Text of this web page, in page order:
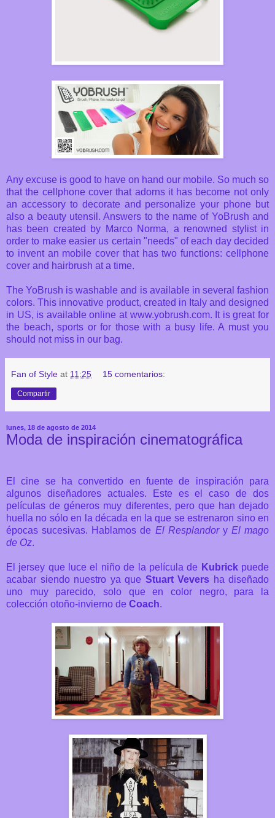
Any excuse is good to have on hand our mobile. So much so
that the cellphone cover that adorns it has become not only
an accessory to decorate and personalize your phone but
also a beauty utensil. Answers to the name of YoBrush and
has been created by Marco Norma, a renowned stylist in
order to make easier us certain "needs" of each day decided
to invent an mobile cover that has two functions: cellphone
cover and hairbrush at a time.
The YoBrush is washable and is available in several fashion
colors. This innovative product, created in Italy and designed
in US, is available online at www.yobrush.com. It is great for
the beach, sports or for those with a busy life. A must you
should not miss in our bag.
Fan of Style at 11:25 15 comentarios:
Compartir
lunes, 18 de agosto de 2014
Moda de inspiración cinematográfica
El cine se ha convertido en fuente de inspiración para
algunos diseñadores actuales. Este es el caso de dos
películas de géneros muy diferentes, pero que han dejado
huella no sólo en la década en la que se estrenaron sino en
épocas sucesivas. Hablamos de El Resplandory El mago
de Oz.
El jersey que luce el niño de la película de Kubrickpuede
acabar siendo nuestro ya que Stuart Vevers ha diseñado
uno muy parecido, solo que en color negro, para la
colección otoño-invierno de Coach.